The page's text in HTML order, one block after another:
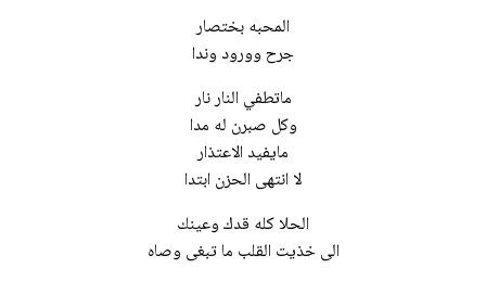
المحبه بختصار
جرح وورود وندا
ماتطفي النار نار
وكل صبرن له مدا
مايفيد الاعتذار
لا انتهى الحزن ابتدا
الحلا كله قدك وعينك
الى خذيت القلب ما تبغى وصاه